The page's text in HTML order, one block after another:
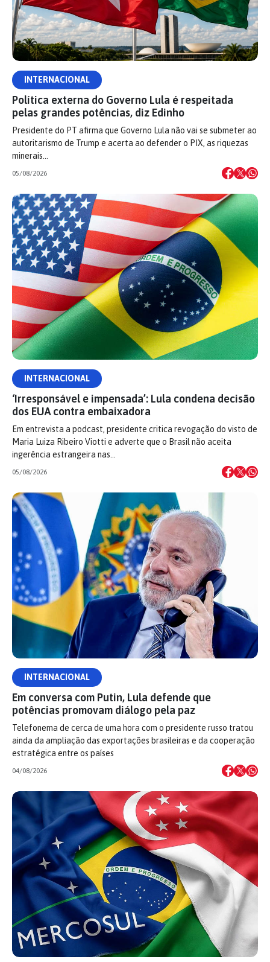
INTERNACIONAL
Política externa do Governo Lula é respeitada
pelas grandes potências, diz Edinho
Presidente do PT afirma que Governo Lula não vai se submeter ao
autoritarismo de Trump e acerta ao defender o PIX, as riquezas
minerais…
05/08/2026
INTERNACIONAL
‘Irresponsável e impensada’: Lula condena decisão
dos EUA contra embaixadora
Em entrevista a podcast, presidente critica revogação do visto de
Maria Luiza Ribeiro Viotti e adverte que o Brasil não aceita
ingerência estrangeira nas…
05/08/2026
INTERNACIONAL
Em conversa com Putin, Lula defende que
potências promovam diálogo pela paz
Telefonema de cerca de uma hora com o presidente russo tratou
ainda da ampliação das exportações brasileiras e da cooperação
estratégica entre os países
04/08/2026